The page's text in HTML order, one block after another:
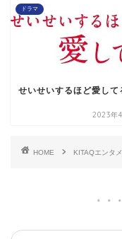
ドラマ
せいせいするほど愛して
2023年
HOME KITAQエンタ